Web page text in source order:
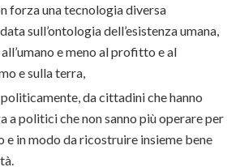
forza una tecnologia diversa
sull’ontologia dell’esistenza umana,
e meno al profitto e al
e sulla terra,
da cittadini che hanno
a politici che non sanno più operare per
e in modo da ricostruire insieme bene